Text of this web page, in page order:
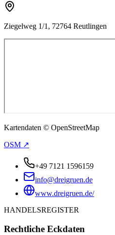
Ziegelweg 1/1, 72764 Reutlingen
Kartendaten © OpenStreetMap
OSM ↗
+49 7121 1596159
info@dreigruen.de
www.dreigruen.de/
HANDELSREGISTER
Rechtliche Eckdaten